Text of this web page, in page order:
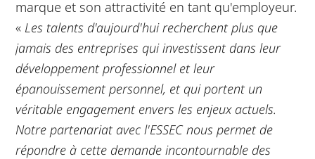
marque et son attractivité en tant qu'employeur.
« Les talents d'aujourd'hui recherchent plus que
jamais des entreprises qui investissent dans leur
développement professionnel et leur
épanouissement personnel, et qui portent un
véritable engagement envers les enjeux actuels.
Notre partenariat avec l'ESSEC nous permet de
répondre à cette demande incontournable des